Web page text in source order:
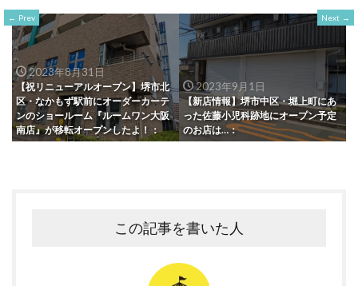
Prev
2023年8月31日
【祝リニューアルオープン】堺市北
区・なかもず駅前にオーダーカーテ
ンのショールーム『ルームワン大阪
南店』が移転オープンしたよ！：
Next
2023年9月1日
【新店情報】堺市中区・堀上町にあ
った佐藤小児科跡地にオープン予定
のお店は…：
この記事を書いた人